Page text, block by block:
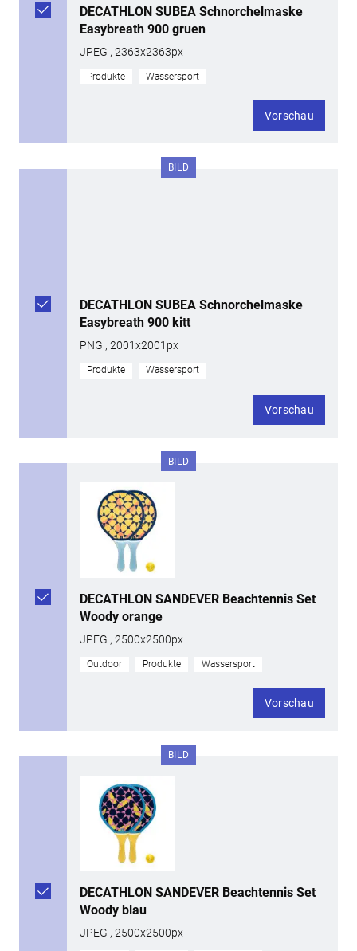
DECATHLON SUBEA Schnorchelmaske
Easybreath 900 gruen
JPEG , 2363x2363px
Produkte Wassersport
Vorschau
BILD
DECATHLON SUBEA Schnorchelmaske
Easybreath 900 kitt
PNG , 2001x2001px
Produkte Wassersport
Vorschau
BILD
DECATHLON SANDEVER Beachtennis Set
Woody orange
JPEG , 2500x2500px
Outdoor Produkte Wassersport
Vorschau
BILD
DECATHLON SANDEVER Beachtennis Set
Woody blau
JPEG , 2500x2500px